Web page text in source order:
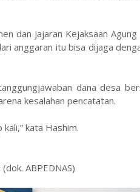
dan jajaran Kejaksaan Agung
anggaran itu bisa dijaga
dana desa
kesalahan pencatatan.
kata Hashim.
ABPEDNAS)